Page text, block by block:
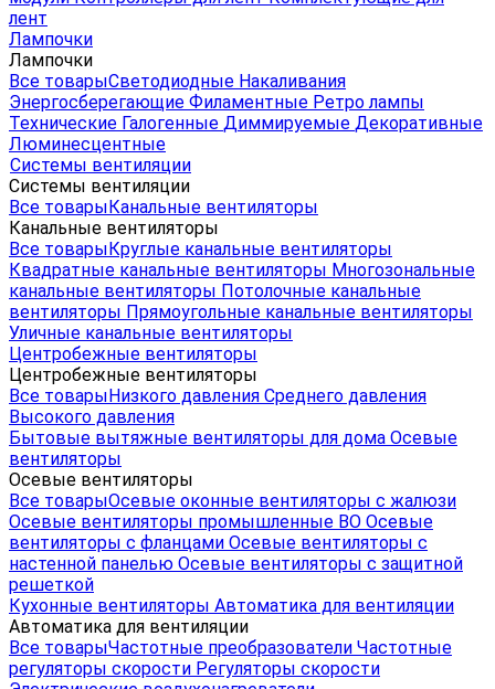
лент
Лампочки
Лампочки
Все товарыСветодиодные Накаливания
Энергосберегающие Филаментные Ретро лампы
Технические Галогенные Диммируемые Декоративные
Люминесцентные
Системы вентиляции
Системы вентиляции
Все товарыКанальные вентиляторы
Канальные вентиляторы
Все товарыКруглые канальные вентиляторы
Квадратные канальные вентиляторы Многозональные
канальные вентиляторы Потолочные канальные
вентиляторы Прямоугольные канальные вентиляторы
Уличные канальные вентиляторы
Центробежные вентиляторы
Центробежные вентиляторы
Все товарыНизкого давления Среднего давления
Высокого давления
Бытовые вытяжные вентиляторы для дома Осевые
вентиляторы
Осевые вентиляторы
Все товарыОсевые оконные вентиляторы с жалюзи
Осевые вентиляторы промышленные ВО Осевые
вентиляторы с фланцами Осевые вентиляторы с
настенной панелью Осевые вентиляторы с защитной
решеткой
Кухонные вентиляторы Автоматика для вентиляции
Автоматика для вентиляции
Все товарыЧастотные преобразователи Частотные
регуляторы скорости Регуляторы скорости